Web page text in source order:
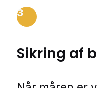
3
Sikring af